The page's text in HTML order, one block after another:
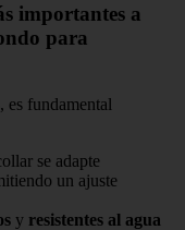
importantes a
para
es fundamental
se adapte
un ajuste
y resistentes al agua